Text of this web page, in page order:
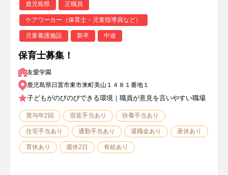
鹿児島県 正職員
ケアワーカー（保育士・児童指導員など）
児童養護施設 新卒 中途
保育士募集！
友愛学園
鹿児島県日置市東市来町美山１４８１番地１
子どもがのびのびできる環境｜職員が意見を言いやすい職場
賞与年2回 宿直手当あり 扶養手当あり
住宅手当あり 通勤手当あり 退職金あり 産休あり
育休あり 週休2日 有給あり